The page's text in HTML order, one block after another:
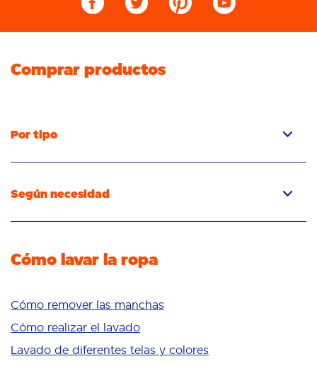
Comprar productos
Por tipo
Detergente en polvo
Quitamanchas
Cuidado de telas
Según necesidad
Frescura/aroma
Colores brillantes
Sensible
Aditivos
Cómo lavar la ropa
Cómo remover las manchas
Cómo realizar el lavado
Lavado de diferentes telas y colores